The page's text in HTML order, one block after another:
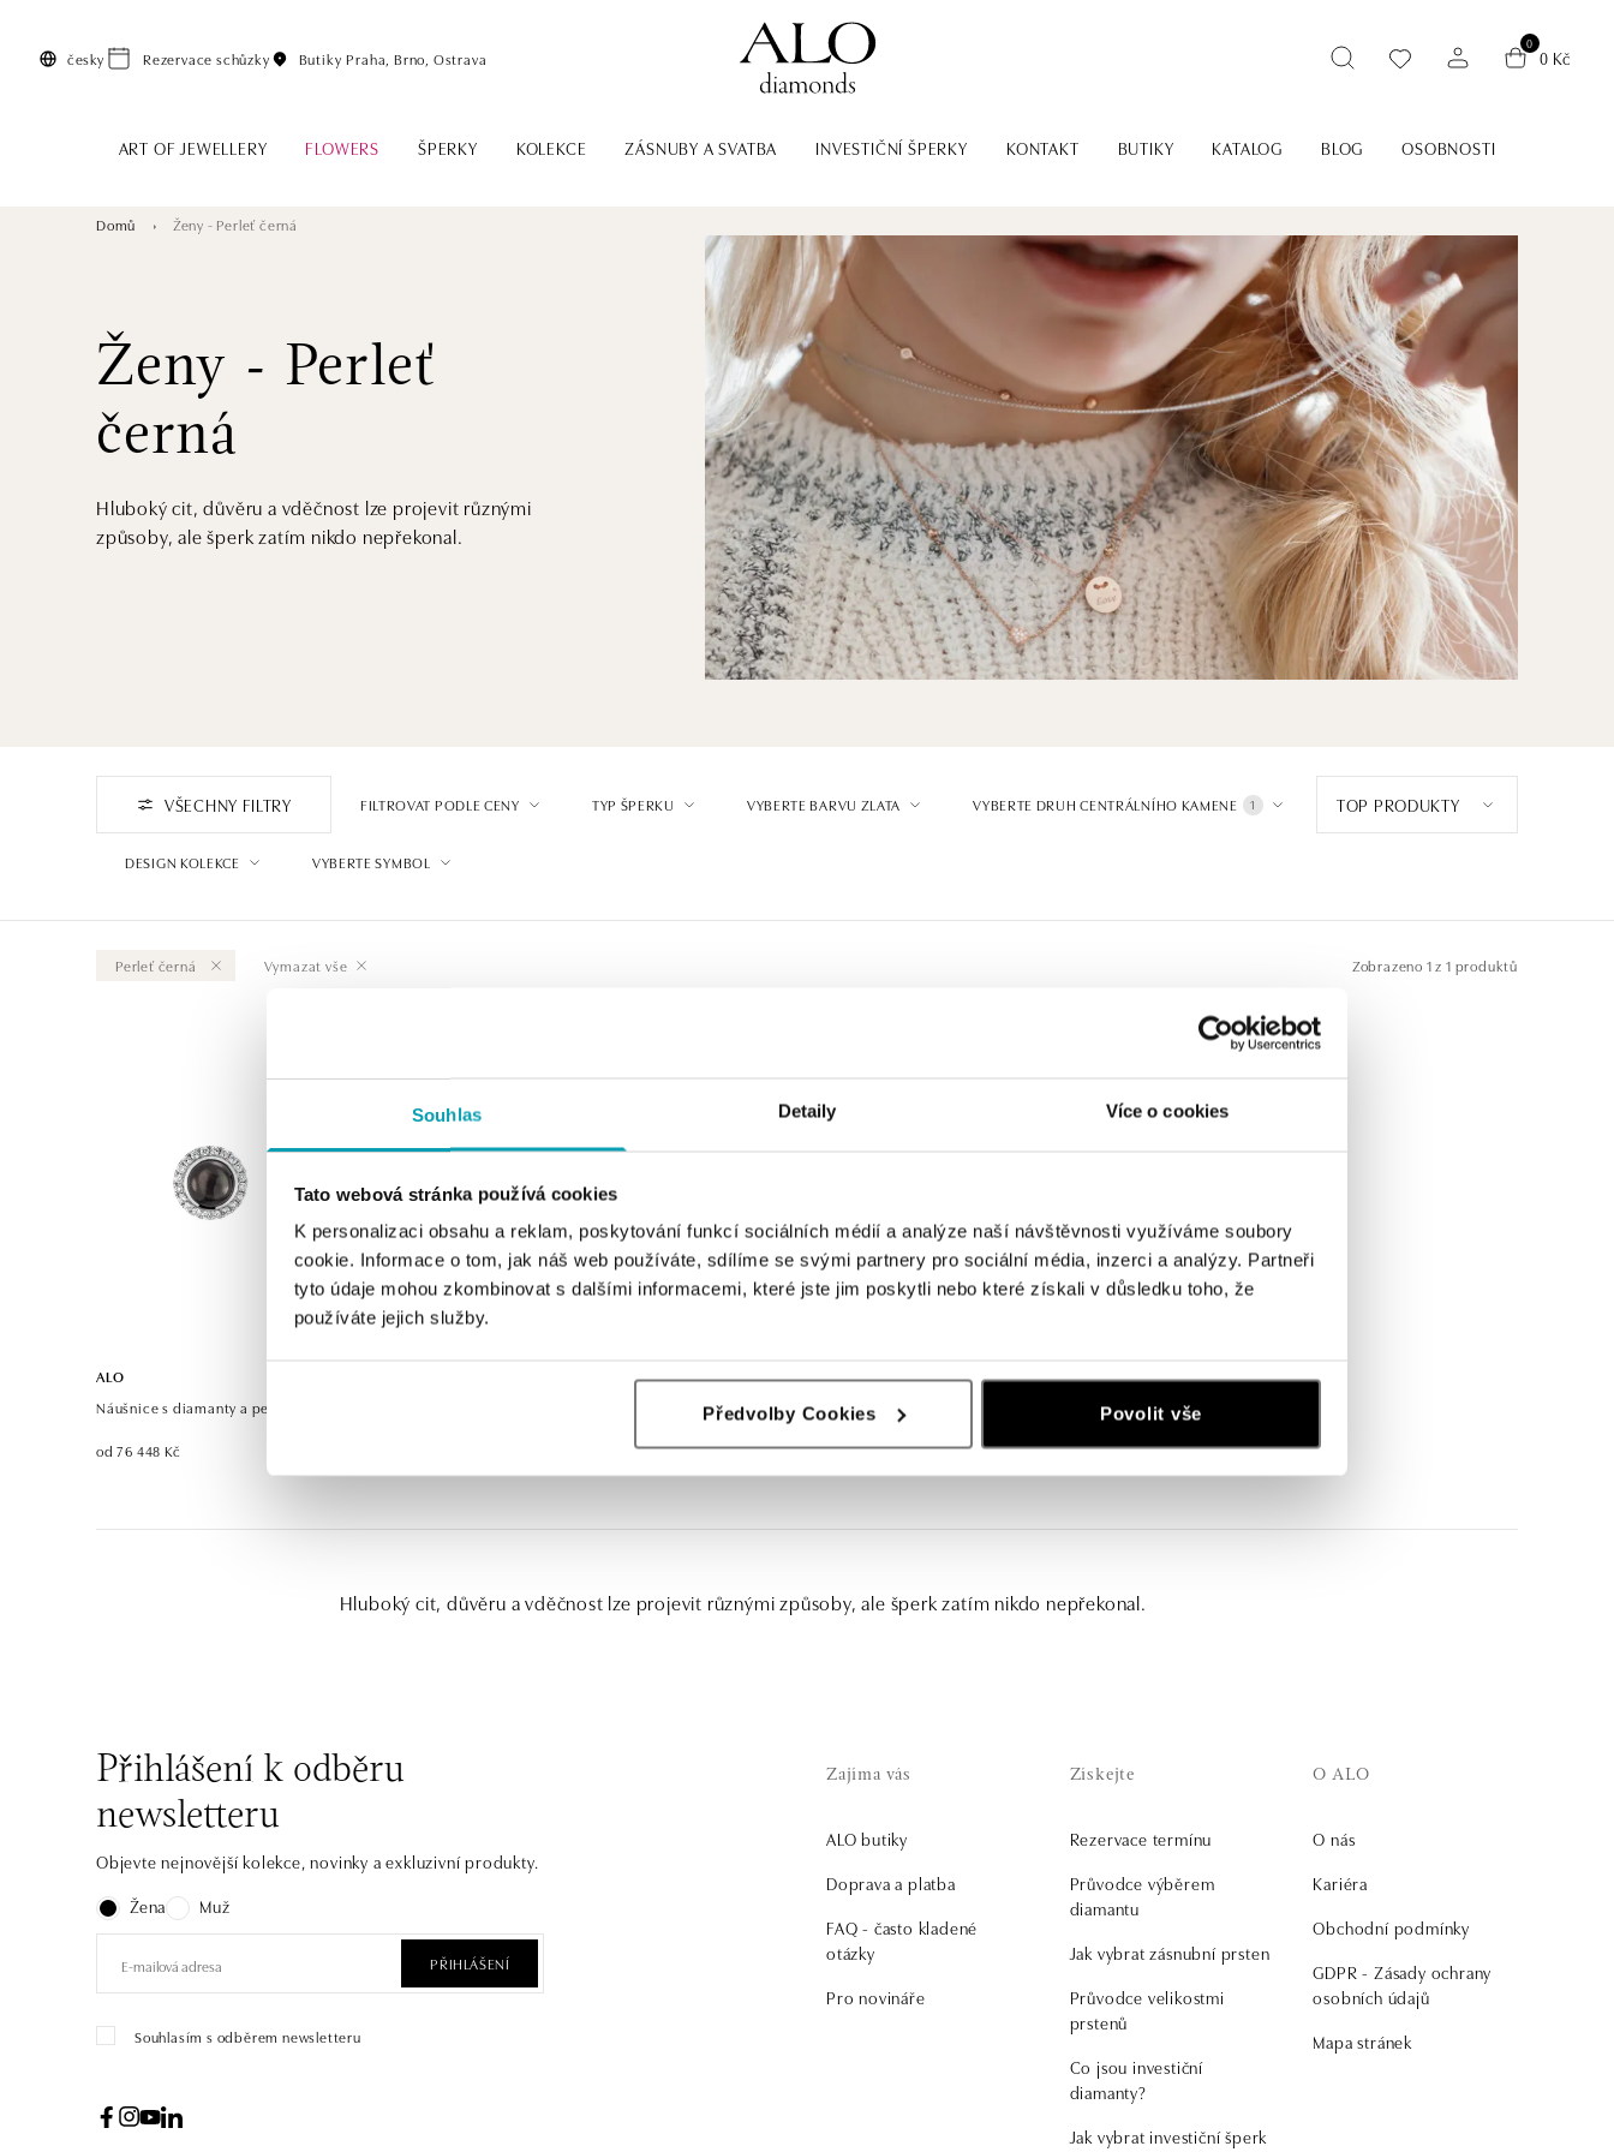
Souhlas Detaily Více o cookies
Tato webová stránka používá cookies
K personalizaci obsahu a reklam, poskytování funkcí sociálních médií a analýze naší návštěvnosti využíváme soubory
cookie. Informace o tom, jak náš web používáte, sdílíme se svými partnery pro sociální média, inzerci a analýzy. Partneři
tyto údaje mohou zkombinovat s dalšími informacemi, které jste jim poskytli nebo které získali v důsledku toho, že
používáte jejich služby.
Předvolby Cookies Povolit vše
česky Rezervace schůzky Butiky Praha, Brno, Ostrava
0
0 Kč
ART OF JEWELLERY FLOWERS ŠPERKY KOLEKCE ZÁSNUBY A SVATBA INVESTIČNÍ ŠPERKY KONTAKT BUTIKY KATALOG BLOG OSOBNOSTI
Domů Ženy - Perleť černá
Ženy - Perleť
černá
Hluboký cit, důvěru a vděčnost lze projevit různými
způsoby, ale šperk zatím nikdo nepřekonal.
VŠECHNY FILTRY FILTROVAT PODLE CENY TYP ŠPERKU VYBERTE BARVU ZLATA VYBERTE DRUH CENTRÁLNÍHO KAMENE 1
DESIGN KOLEKCE VYBERTE SYMBOL
TOP PRODUKTY
Perleť černá Vymazat vše Zobrazeno 1 z 1 produktů
ALO
Náušnice s diamanty a perlou Pure Pearl
od 76 448 Kč
Hluboký cit, důvěru a vděčnost lze projevit různými způsoby, ale šperk zatím nikdo nepřekonal.
Přihlášení k odběru
newsletteru
Objevte nejnovější kolekce, novinky a exkluzivní produkty.
Žena
Muž
PŘIHLÁŠENÍ
Souhlasím s odběrem newsletteru
Zajíma vás
ALO butiky
Doprava a platba
FAQ - často kladené
otázky
Pro novináře
Získejte
Rezervace termínu
Průvodce výběrem
diamantu
Jak vybrat zásnubní prsten
Průvodce velikostmi
prstenů
Co jsou investiční
diamanty?
Jak vybrat investiční šperk
O ALO
O nás
Kariéra
Obchodní podmínky
GDPR - Zásady ochrany
osobních údajů
Mapa stránek